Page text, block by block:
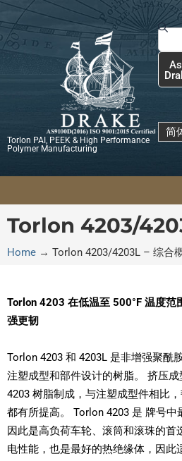
跳
至
内
Torlon PAI, PEEK & High Performance
Polymer Manufacturing
简
Torlon 4203/
Home → Torlon 4203/4203L – 综合
Torlon 4203 在低温至 500°F 温度范
强更韧
Torlon 4203 和 4203L 是非增强聚酰
注塑成型和部件设计的树脂。 挤压
4203 树脂制成，与注塑成型件相比
都有所提高。 Torlon 4203 是 牌号中
因此是高负荷车轮、滚筒和滚珠的首
电性能，也是最好的热绝缘体，因此